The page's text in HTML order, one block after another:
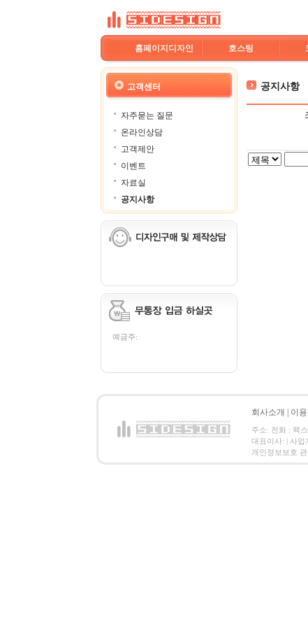
홈페이지디자인 호스팅
고객센터
자주묻는 질문
온라인상담
고객제안
이벤트
자료실
공지사항
예금주:
공지사항
회사소개 이
주소: 전화 : 팩
대표이사: | 사업
개인정보보호